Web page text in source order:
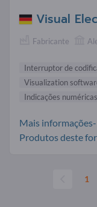
Visual
Fabricante
Interruptor de
Visualization
Indicações numéricas
Mais informações-
Produtos deste
1